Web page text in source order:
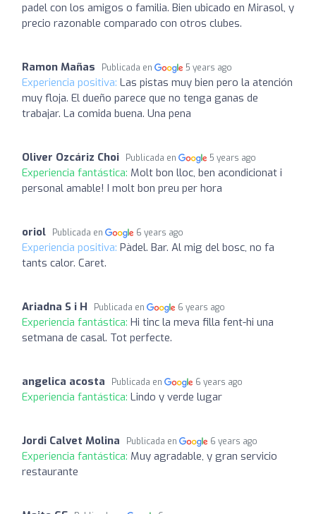
padel con los amigos o familia. Bien ubicado en Mirasol, y
precio razonable comparado con otros clubes.
Ramon Mañas Publicada en 5 years ago
Experiencia positiva: Las pistas muy bien pero la atención
muy floja. El dueño parece que no tenga ganas de
trabajar. La comida buena. Una pena
Oliver Ozcáriz Choi Publicada en 5 years ago
Experiencia fantástica: Molt bon lloc, ben acondicionat i
personal amable! I molt bon preu per hora
oriol Publicada en 6 years ago
Experiencia positiva: Pàdel. Bar. Al mig del bosc, no fa
tants calor. Caret.
Ariadna S i H Publicada en 6 years ago
Experiencia fantástica: Hi tinc la meva filla fent-hi una
setmana de casal. Tot perfecte.
angelica acosta Publicada en 6 years ago
Experiencia fantástica: Lindo y verde lugar
Jordi Calvet Molina Publicada en 6 years ago
Experiencia fantástica: Muy agradable, y gran servicio
restaurante